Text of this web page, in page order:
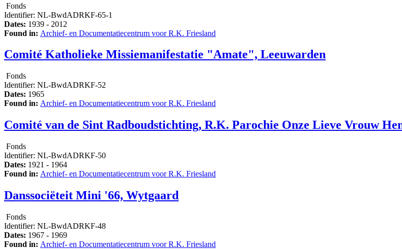
Fonds
Identifier: NL-BwdADRKF-65-1
Dates: 1939 - 2012
Found in: Archief- en Documentatiecentrum voor R.K. Friesland
Comité Katholieke Missiemanifestatie "Amate", Leeuwarden
Fonds
Identifier: NL-BwdADRKF-52
Dates: 1965
Found in: Archief- en Documentatiecentrum voor R.K. Friesland
Comité van de Sint Radboudstichting, R.K. Parochie Onze Lieve Vrouw
Fonds
Identifier: NL-BwdADRKF-50
Dates: 1921 - 1964
Found in: Archief- en Documentatiecentrum voor R.K. Friesland
Danssociëteit Mini '66, Wytgaard
Fonds
Identifier: NL-BwdADRKF-48
Dates: 1967 - 1969
Found in: Archief- en Documentatiecentrum voor R.K. Friesland